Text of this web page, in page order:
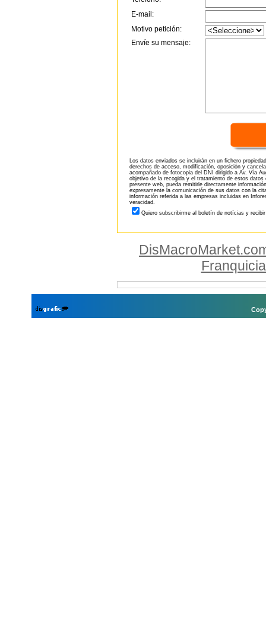
E-mail:
Motivo petición:
Envíe su mensaje:
Los datos enviados se incluirán en un fichero
derechos de acceso, modificación, oposición y
acompañado de fotocopia del DNI dirigido a Av. Vía
objetivo de la recogida y el tratamiento de estos
presente web, pueda remitirle directamente
expresamente la comunicación de sus datos con la
información referida a las empresas incluidas en
veracidad.
Quiero subscribirme al boletín de notícias y